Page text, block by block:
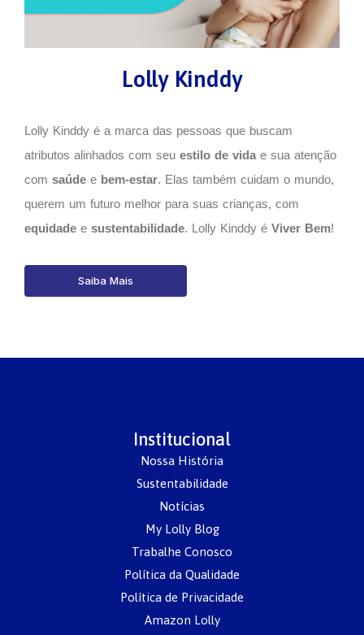
Lolly Kinddy
Lolly Kinddy é a marca das pessoas que buscam
atributos alinhados com seu estilo de vida e sua atenção
com saúde e bem-estar. Elas também cuidam o mundo,
querem um futuro melhor para suas crianças, com
equidade e sustentabilidade. Lolly Kinddy é Viver Bem!
Saiba Mais
Institucional
Nossa História
Sustentabilidade
Notícias
My Lolly Blog
Trabalhe Conosco
Política da Qualidade
Política de Privacidade
Amazon Lolly